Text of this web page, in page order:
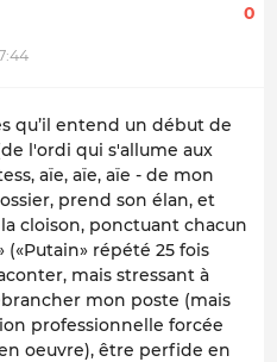
0
qu’il entend un début de
l'ordi qui s'allume aux
aïe, aïe, aïe - de mon
prend son élan, et
cloison, ponctuant chacun
(«Putain» répété 25 fois
mais stressant à
mon poste (mais
professionnelle forcée
oeuvre), être perfide en